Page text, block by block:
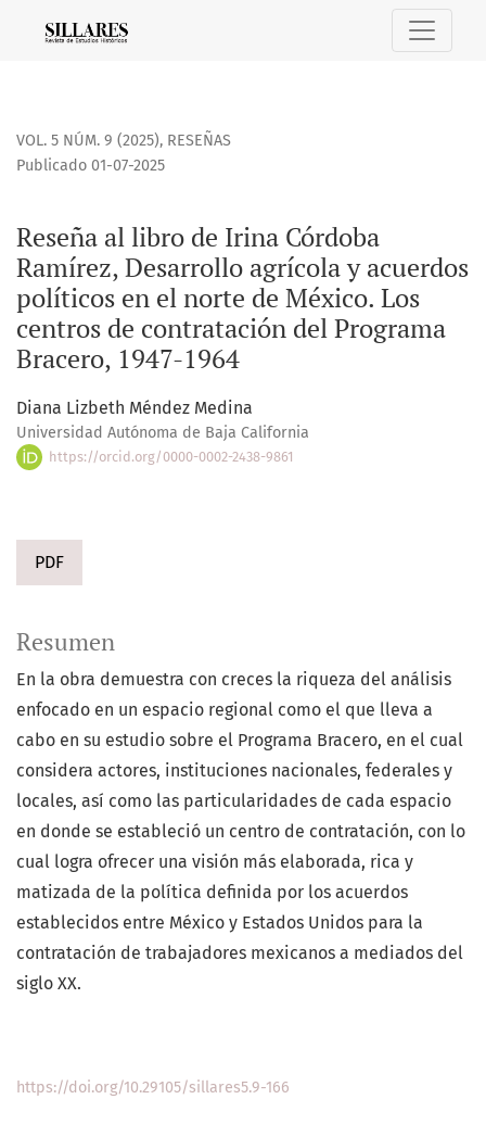
Reseña al libro de Irina Córdoba Ramírez, Desarrollo
VOL. 5 NÚM. 9 (2025), RESEÑAS
Reseña al libro de Irina Córdoba
Ramírez, Desarrollo agrícola y acuerdos
políticos en el norte de México. Los
centros de contratación del Programa
Bracero, 1947-1964
Publicado 01-07-2025
Diana Lizbeth Méndez Medina
Universidad Autónoma de Baja California
https://orcid.org/0000-0002-2438-9861
PDF
Resumen
En la obra demuestra con creces la riqueza del análisis
enfocado en un espacio regional como el que lleva a
cabo en su estudio sobre el Programa Bracero, en el cual
considera actores, instituciones nacionales, federales y
locales, así como las particularidades de cada espacio
en donde se estableció un centro de contratación, con lo
cual logra ofrecer una visión más elaborada, rica y
matizada de la política definida por los acuerdos
establecidos entre México y Estados Unidos para la
contratación de trabajadores mexicanos a mediados del
siglo XX.
https://doi.org/10.29105/sillares5.9-166